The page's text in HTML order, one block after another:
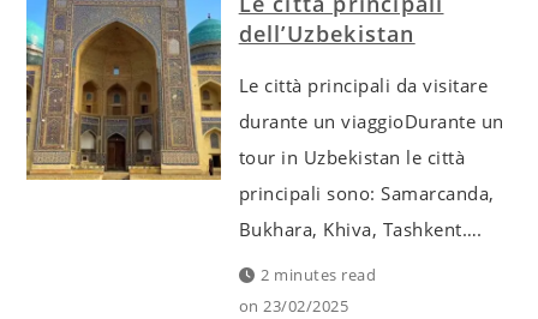
dell’Uzbekistan
Le città principali da visitare
durante un viaggioDurante un
tour in Uzbekistan le città
principali sono: Samarcanda,
Bukhara, Khiva, Tashkent….
2 minutes read
on23/02/2025